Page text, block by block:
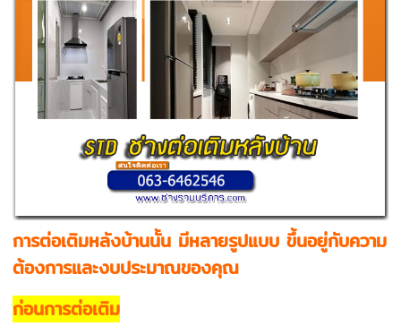
การต่อเติมหลังบ้านนั้น มีหลายรูปแบบ ขึ้นอยู่กับความ
ต้องการและงบประมาณของคุณ
ก่อนการต่อเติม